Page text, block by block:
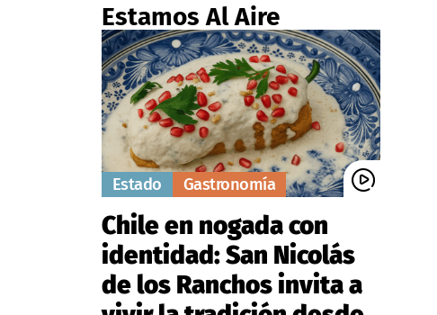
Estamos Al Aire
Estado Gastronomía
Chile en nogada con
identidad: San Nicolás
de los Ranchos invita a